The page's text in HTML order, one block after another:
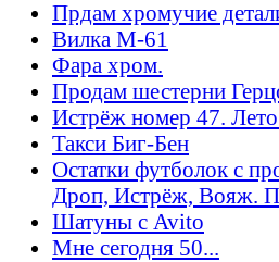
Прдам хромучие
Вилка М-61
Фара хром.
Продам шестерни
Истрёж номер 47.
Такси Биг-Бен
Остатки футболок с
Дроп, Истрёж, Вояж.
Шатуны с Avito
Мне сегодня 50...